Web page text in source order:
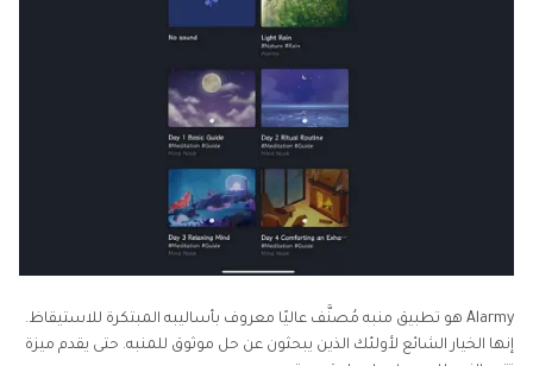
Alarmy هو تطبيق منبه مُصنَّف عاليًا معروف بأساليبه المبتكرة للاستيقاظ.
إنها الخيار الشائع لأولئك الذين يبحثون عن حل موثوق للمنبه. حتى يقدم ميزة